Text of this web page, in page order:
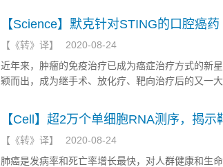
【Science】默克针对STING的口腔癌药
【 《转》译】
2020-08-24
近年来，肿瘤的免疫治疗已成为癌症治疗方式的新
颖而出，成为继手术、放化疗、靶向治疗后的又一
增强癌症免疫治疗的疗效。
【Cell】超2万个单细胞RNA测序，揭示
【 《转》译】
2020-08-24
肺癌是发病率和死亡率增长最快，对人群健康和生